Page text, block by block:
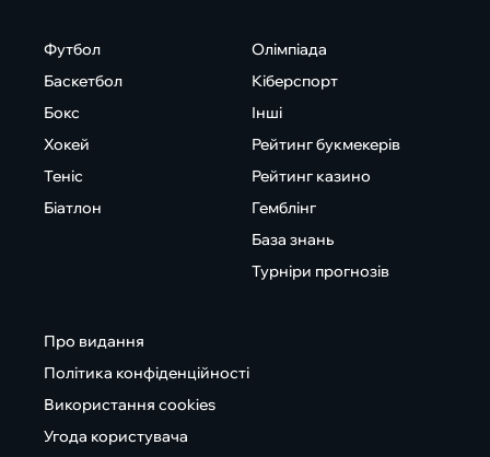
Футбол
Баскетбол
Бокс
Хокей
Теніс
Біатлон
Олімпіада
Кіберспорт
Інші
Рейтинг букмекерів
Рейтинг казино
Гемблінг
База знань
Турніри прогнозів
Про видання
Політика конфіденційності
Використання cookies
Угода користувача